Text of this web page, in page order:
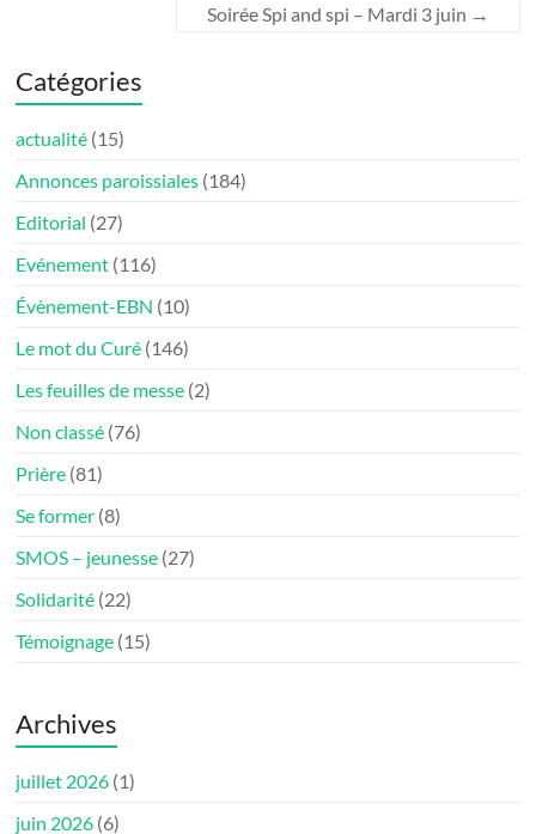
Soirée Spi and spi – Mardi 3 juin →
Catégories
actualité (15)
Annonces paroissiales (184)
Editorial (27)
Evénement (116)
Évènement-EBN (10)
Le mot du Curé (146)
Les feuilles de messe (2)
Non classé (76)
Prière (81)
Se former (8)
SMOS – jeunesse (27)
Solidarité (22)
Témoignage (15)
Archives
juillet 2026 (1)
juin 2026 (6)